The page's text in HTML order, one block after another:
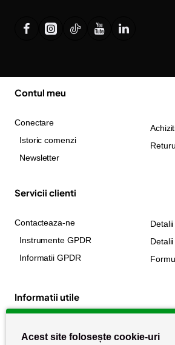
Contul meu
Conectare
Istoric comenzi
Newsletter
Servicii clienti
Contacteaza-ne
Instrumente GPDR
Informatii GPDR
Informatii utile
Acest site folosește cookie-uri